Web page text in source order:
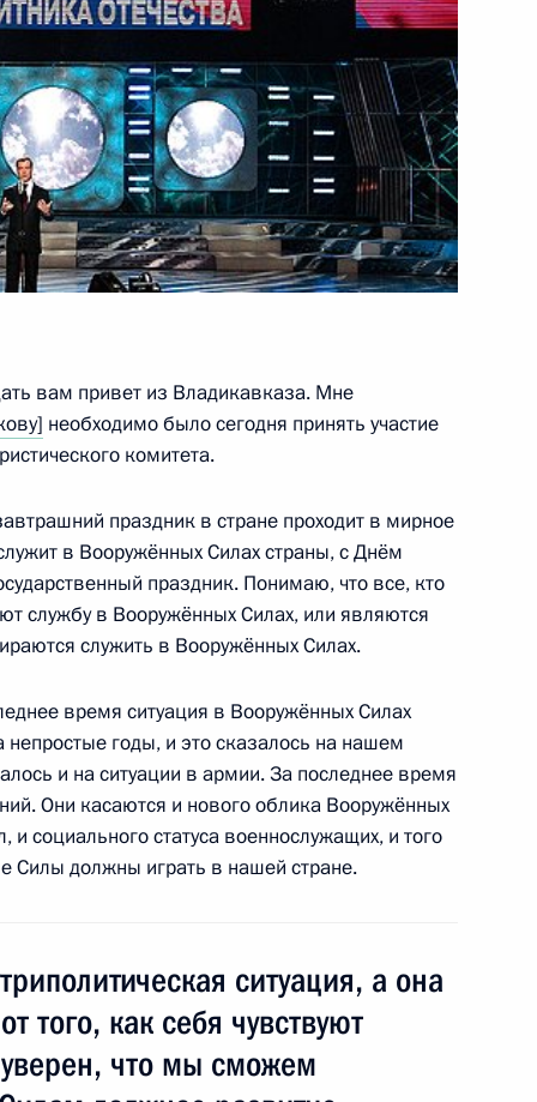
проходящими обучение 3
и технологическому
10
Петербурга Валентиной
Испании в России
вам привет из Владикавказа. Мне
необходимо было сегодня принять участие
комитета.
праздник в стране проходит в мирное
в Вооружённых Силах страны, с Днём
праздник. Понимаю, что все, кто
службу в Вооружённых Силах, или являются
служить в Вооружённых Силах.
время ситуация в Вооружённых Силах
годы, и это сказалось на нашем
и на ситуации в армии. За последнее время
Они касаются и нового облика Вооружённых
социального статуса военнослужащих, и того
Силы должны играть в нашей стране.
ситуация, а она
того, как себя чувствуют
что мы сможем